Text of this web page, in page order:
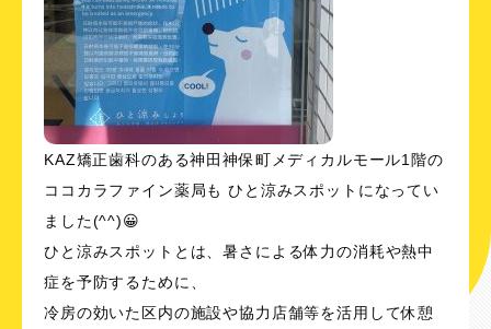
KAZ矯正歯科のある神田神保町メディカルモール1階の
ココカラファイン薬局も ひと涼みスポットになってい
ました(^^)😀
ひと涼みスポットとは、暑さによる体力の消耗や熱中
症を予防するために、
冷房の効いた区内の施設や協力店舗等を活用して休憩